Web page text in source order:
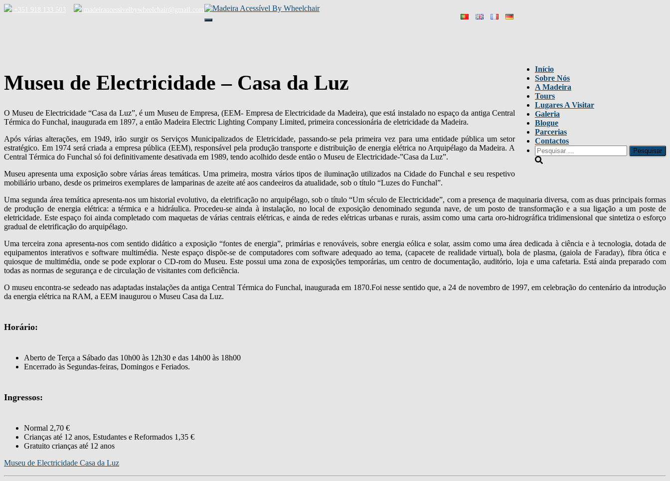
+351 918 133 503
madeiraacessivelbywheelchair@gmail.com
Alternar
Início
Sobre Nós
A Madeira
Tours
Lugares A Visitar
Galeria
Blogue
Parcerias
Contactos
Pesquisar
por:
Museu de Electricidade – Casa da Luz
O Museu de Electricidade “Casa da Luz”, é um Museu de Empresa, (EEM- Empresa de Electricidade da Madeira), que está instalado no espaço da antiga Central
Térmica do Funchal, inaugurada em 1897, a então Madeira Electric Lighting Company Limited, primeira concessionária de eletricidade da Madeira.
Após várias alterações, em 1949, irão surgir os Serviços Municipalizados de Eletricidade, passando-se pela primeira vez para uma entidade pública um setor
estratégico. Em 1974 será criada a empresa pública (EEM), responsável pela produção transporte e distribuição de energia elétrica no Arquipélago da Madeira. A
Central Térmica do Funchal só foi definitivamente desativada em 1989, tendo acolhido desde então o Museu de Electricidade-”Casa da Luz”.
Museu apresenta uma exposição sobre várias áreas temáticas. Uma primeira, mostra vários tipos de iluminação utilizados na Cidade do Funchal e seu respetivo
mobiliário urbano, desde os primeiros exemplares de lamparinas de azeite até aos candeeiros da atualidade, sob o título “Luzes do Funchal”.
Uma segunda área temática apresenta-nos um historial evolutivo, da eletrificação no arquipélago, sob o título “Um século de Electricidade”, com a presença de maquinaria diversa, com as duas principais formas
de produção de energia elétrica: a térmica e a hidráulica. Procedeu-se ainda à instalação, no local de exposição denominado segunda nave, de um posto de transformação e a sua ligação a um poste de
eletricidade. Este espaço foi ainda completado com maquetas de várias centrais elétricas, e ainda de redes elétricas urbanas e rurais, assim como uma carta oro-hidrográfica tridimensional que sintetiza o esforço
gradual de eletrificação do arquipélago.
Uma terceira zona apresenta-nos com sentido didático a exposição “fontes de energia”, primárias e renováveis, sobre energia eólica e solar, assim como uma área dedicada à ciência e à tecnologia, dotada de
equipamentos interativos e software multimédia. Neste espaço dispõe-se de computadores com software adequado ao tema, (capacete de realidade virtual), bola de plasma, (gaiola de Faraday), fibra ótica e
quiosque de multimédia, onde se pode explorar o CD-rom do Museu. Este possui uma zona de exposições temporárias, um centro de documentação, auditório, loja e uma cafetaria. Está ainda preparado com
todas as normas de segurança e de circulação de visitantes com deficiência.
O museu encontra-se sedeado nas adaptadas instalações da antiga Central Térmica do Funchal, inaugurada em 1870.Foi nesse sentido que, a 24 de novembro de 1997, em celebração do centenário da introdução
da energia elétrica na RAM, a EEM inaugurou o Museu Casa da Luz.
Horário:
Aberto de Terça a Sábado das 10h00 às 12h30 e das 14h00 às 18h00
Encerrado às Segundas-feiras, Domingos e Feriados.
Ingressos:
Normal 2,70 €
Crianças até 12 anos, Estudantes e Reformados 1,35 €
Gratuito crianças até 12 anos
Museu de Electricidade Casa da Luz